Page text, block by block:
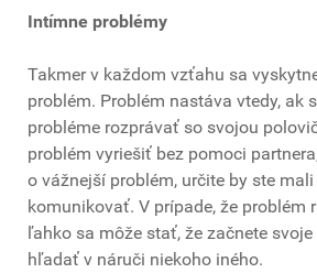
Intímne problémy
Takmer v každom vzťahu sa
problém. Problém nastáva vtedy, ak
probléme rozprávať so svojou
problém vyriešiť bez pomoci
o vážnejší problém, určite by ste
komunikovať. V prípade, že problém
ľahko sa môže stať, že začnete
hľadať v náruči niekoho iného.